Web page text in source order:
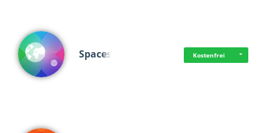
Spaces Kostenfrei